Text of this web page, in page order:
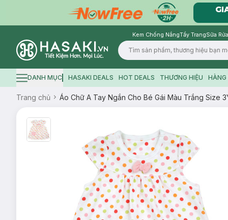
Kem Chống NắngTẩy TrangSữa
Logo
Hamburger icon
DANH MỤC HASAKI DEALS HOT DEALS THƯƠNG HIỆU HÀNG
Trang chủ Áo Chữ A Tay Ngắn Cho Bé Gái Màu Trắng Size